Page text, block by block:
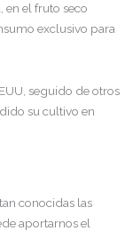
en el fruto seco
exclusivo para
seguido de otros
su cultivo en
conocidas las
aportarnos el